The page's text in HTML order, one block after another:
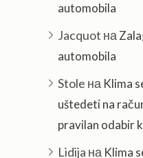
automobila
Jacquot на
automobila
Stole на Klima
uštedeti na
pravilan odabir
Lidija на Klima